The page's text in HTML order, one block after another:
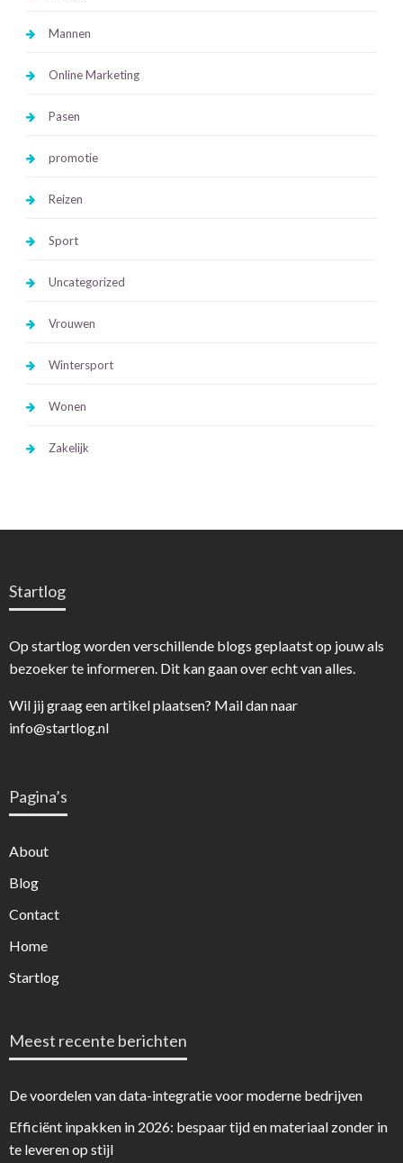
Mannen
Online Marketing
Pasen
promotie
Reizen
Sport
Uncategorized
Vrouwen
Wintersport
Wonen
Zakelijk
Startlog
Op startlog worden verschillende blogs geplaatst op jouw als
bezoeker te informeren. Dit kan gaan over echt van alles.
Wil jij graag een artikel plaatsen? Mail dan naar
info@startlog.nl
Pagina’s
About
Blog
Contact
Home
Startlog
Meest recente berichten
De voordelen van data-integratie voor moderne bedrijven
Efficiënt inpakken in 2026: bespaar tijd en materiaal zonder in
te leveren op stijl